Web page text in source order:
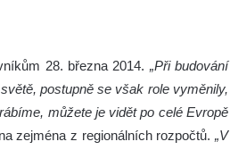
28. března 2014. „Při budování
postupně se však role vyměnily,
můžete je vidět po celé Evropě
zejména z regionálních rozpočtů. „V